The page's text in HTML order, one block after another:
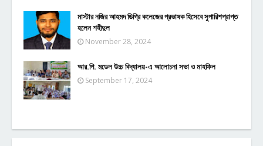
মাস্টার নজির আহমদ ডিগ্রি কলেজের প্রভাষক হিসেবে সুপারিশপ্রাপ্ত
হলেন শহীদুল
November 28, 2024
আর.পি. মডেল উচ্চ বিদ্যালয়-এ আলোচনা সভা ও মাহফিল
September 17, 2024